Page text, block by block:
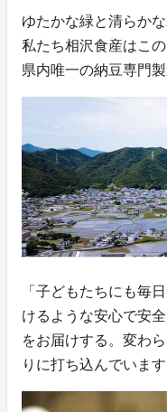
ゆたかな緑と清らか
私たち相沢食産はこ
県内唯一の納豆専門製
「子どもたちにも毎
けるような安心で安
をお届けする。変わ
りに打ち込んでいます